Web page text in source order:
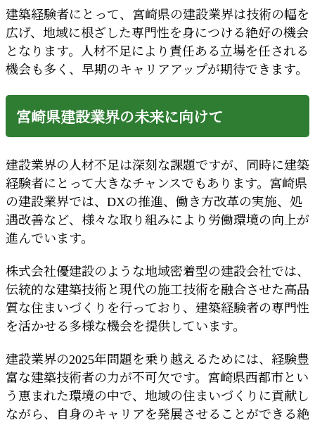
建築経験者にとって、宮崎県の建設業界は技術の幅を
広げ、地域に根ざした専門性を身につける絶好の機会
となります。人材不足により責任ある立場を任される
機会も多く、早期のキャリアアップが期待できます。
宮崎県建設業界の未来に向けて
建設業界の人材不足は深刻な課題ですが、同時に建築
経験者にとって大きなチャンスでもあります。宮崎県
の建設業界では、DXの推進、働き方改革の実施、処
遇改善など、様々な取り組みにより労働環境の向上が
進んでいます。
株式会社優建設のような地域密着型の建設会社では、
伝統的な建築技術と現代の施工技術を融合させた高品
質な住まいづくりを行っており、建築経験者の専門性
を活かせる多様な機会を提供しています。
建設業界の2025年問題を乗り越えるためには、経験豊
富な建築技術者の力が不可欠です。宮崎県西都市とい
う恵まれた環境の中で、地域の住まいづくりに貢献し
ながら、自身のキャリアを発展させることができる絶